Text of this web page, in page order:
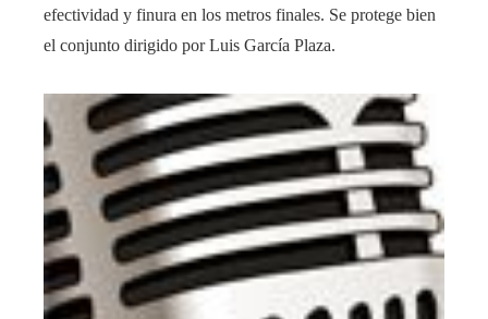
efectividad y finura en los metros finales. Se protege bien
el conjunto dirigido por Luis García Plaza.